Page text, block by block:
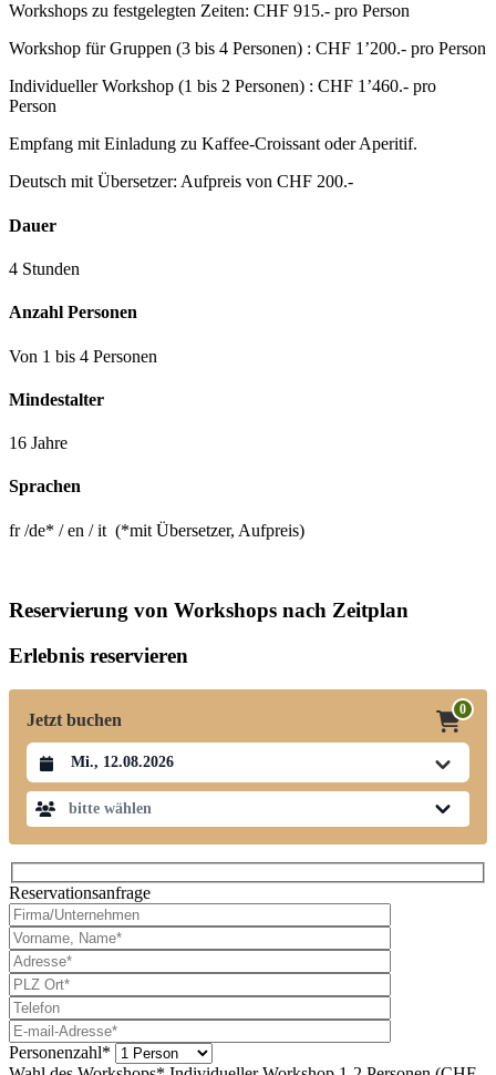
Workshops zu festgelegten Zeiten: CHF 915.- pro Person
Workshop für Gruppen (3 bis 4 Personen) : CHF 1’200.- pro Person
Individueller Workshop (1 bis 2 Personen) : CHF 1’460.- pro
Person
Empfang mit Einladung zu Kaffee-Croissant oder Aperitif.
Deutsch mit Übersetzer: Aufpreis von CHF 200.-
Dauer
4 Stunden
Anzahl Personen
Von 1 bis 4 Personen
Mindestalter
16 Jahre
Sprachen
fr /de* / en / it (*mit Übersetzer, Aufpreis)
Reservierung von Workshops nach Zeitplan
Erlebnis reservieren
Jetzt buchen
0
Datum auswählen
bitte wählen
Reservationsanfrage
Personenzahl*